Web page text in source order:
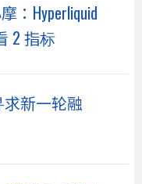
：Hyperliquid
2 指标
求新一轮融